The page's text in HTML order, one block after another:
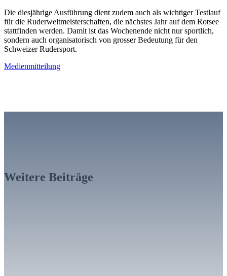
Die diesjährige Ausführung dient zudem auch als wichtiger Testlauf
für die Ruderweltmeisterschaften, die nächstes Jahr auf dem Rotsee
stattfinden werden. Damit ist das Wochenende nicht nur sportlich,
sondern auch organisatorisch von grosser Bedeutung für den
Schweizer Rudersport.
Medienmitteilung
Weitere Beiträge